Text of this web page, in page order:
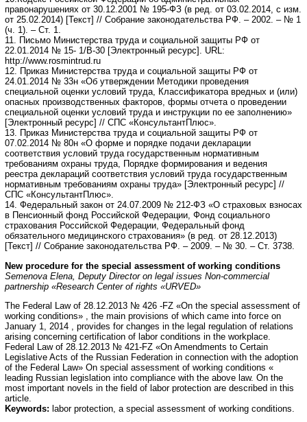
правонарушениях от 30.12.2001 № 195-ФЗ (в ред. от 03.02.2014, с изм.
от 25.02.2014) [Текст] // Собрание законодательства РФ. – 2002. – № 1
(ч. 1). – Ст. 1.
11. Письмо Министерства труда и социальной защиты РФ от
22.01.2014 № 15- 1/В-30 [Электронный ресурс]. URL:
http://www.rosmintrud.ru
12. Приказ Министерства труда и социальной защиты РФ от
24.01.2014 № 33н «Об утверждении Методики проведения
специальной оценки условий труда, Классификатора вредных и (или)
опасных производственных факторов, формы отчета о проведении
специальной оценки условий труда и инструкции по ее заполнению»
[Электронный ресурс] // СПС «КонсультантПлюс».
13. Приказ Министерства труда и социальной защиты РФ от
07.02.2014 № 80н «О форме и порядке подачи декларации
соответствия условий труда государственным нормативным
требованиям охраны труда, Порядке формирования и ведения
реестра деклараций соответствия условий труда государственным
нормативным требованиям охраны труда» [Электронный ресурс] //
СПС «КонсультантПлюс».
14. Федеральный закон от 24.07.2009 № 212-ФЗ «О страховых взносах
в Пенсионный фонд Российской Федерации, Фонд социального
страхования Российской Федерации, Федеральный фонд
обязательного медицинского страхования» (в ред. от 28.12.2013)
[Текст] // Собрание законодательства РФ. – 2009. – № 30. – Ст. 3738.
New procedure for the special assessment of working conditions
Semenova Elena, Deputy Director on legal issues Non-commercial
partnership «Research Center of rights «URVED»
The Federal Law of 28.12.2013 № 426 -FZ «On the special assessment of
working conditions» , the main provisions of which came into force on
January 1, 2014 , provides for changes in the legal regulation of relations
arising concerning certification of labor conditions in the workplace.
Federal Law of 28.12.2013 № 421-FZ «On Amendments to Certain
Legislative Acts of the Russian Federation in connection with the adoption
of the Federal Law» On special assessment of working conditions «
leading Russian legislation into compliance with the above law. On the
most important novels in the field of labor protection are described in this
article.
Keywords: labor protection, a special assessment of working conditions.